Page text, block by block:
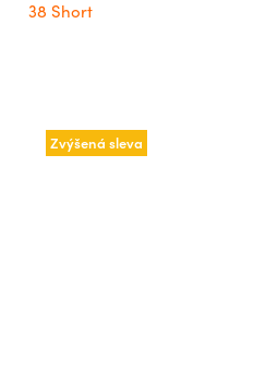
38 Short
Zvýšená sleva